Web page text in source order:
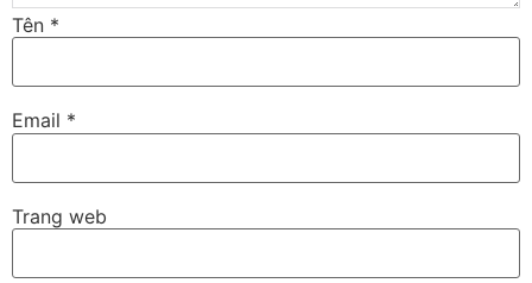
Tên *
Email *
Trang web